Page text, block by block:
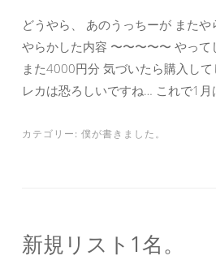
どうやら、 あのうっちーが また
やらかした内容 〜〜〜〜〜 やっ
また4000円分 気づいたら購入し
レカは恐ろしいですね… これで1
カテゴリー: 僕が書きました。
新規リスト1名。